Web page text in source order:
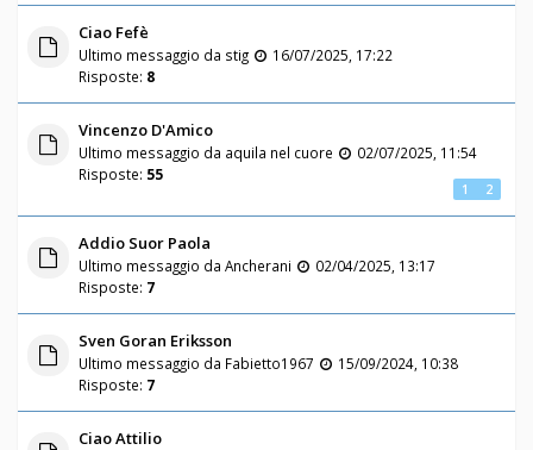
Ciao Fefè
Ultimo messaggio da stig
16/07/2025, 17:22
Risposte: 8
Vincenzo D'Amico
Ultimo messaggio da aquila nel cuore
02/07/2025, 11:54
Risposte: 55
1 2
Addio Suor Paola
Ultimo messaggio da Ancherani
02/04/2025, 13:17
Risposte: 7
Sven Goran Eriksson
Ultimo messaggio da Fabietto1967
15/09/2024, 10:38
Risposte: 7
Ciao Attilio